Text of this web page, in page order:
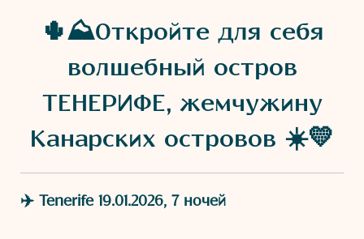
🌵⛰Откройте для себя
волшебный остров
ТЕНЕРИФЕ, жемчужину
Канарских островов ☀️💛
✈️ Tenerife 19.01.2026, 7 ночей